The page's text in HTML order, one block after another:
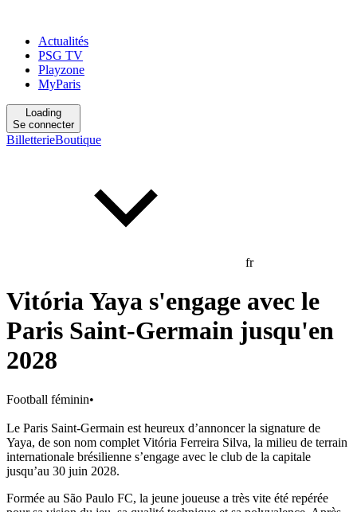
Actualités
PSG TV
Playzone
MyParis
Loading
Se connecter
BilletterieBoutique
fr
Vitória Yaya s'engage avec le
Paris Saint-Germain jusqu'en
2028
Football féminin•
Le Paris Saint-Germain est heureux d’annoncer la signature de
Yaya, de son nom complet Vitória Ferreira Silva, la milieu de terrain
internationale brésilienne s’engage avec le club de la capitale
jusqu’au 30 juin 2028.
Formée au São Paulo FC, la jeune joueuse a très vite été repérée